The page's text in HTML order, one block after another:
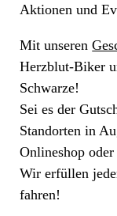
Aktionen und
Mit unseren
Herzblut-Biker
Schwarze!
Sei es der
Standorten in
Onlineshop
Wir erfüllen
fahren!